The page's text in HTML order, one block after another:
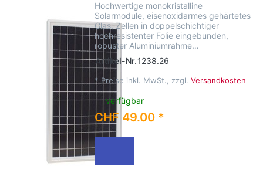
Hochwertige monokristalline
Solarmodule, eisenoxidarmes gehärtetes
Glas, Zellen in doppelschichtiger
hochresistenter Folie eingebunden,
robuster Aluminiumrahme…
Artikel-Nr.1238.26
* Preise inkl. MwSt., zzgl. Versandkosten
verfügbar
CHF 49.00 *